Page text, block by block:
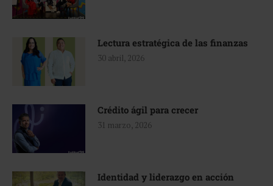
Lectura estratégica de las finanzas
30 abril, 2026
Crédito ágil para crecer
31 marzo, 2026
Identidad y liderazgo en acción